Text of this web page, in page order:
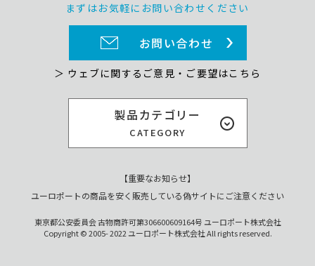
製品カテゴリー
CATEGORY
まずはお気軽にお問い合わせください
お問い合わせ
＞ ウェブに関するご意見・ご要望はこちら
【重要なお知らせ】
ユーロポートの商品を安く販売している偽サイトにご注意ください
東京都公安委員会 古物商許可第306600609164号 ユーロポート株式会社
Copyright © 2005- 2022 ユーロポート株式会社 All rights reserved.